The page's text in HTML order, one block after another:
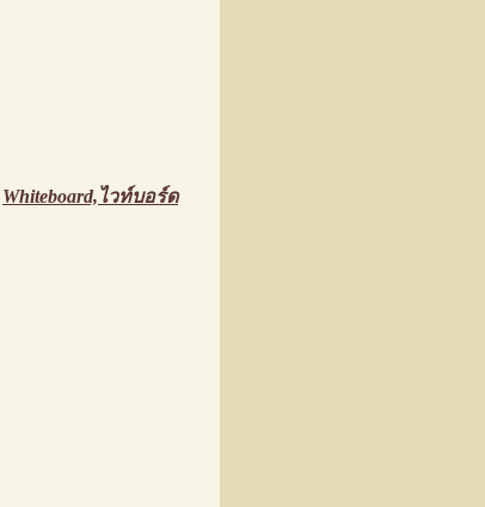
Whiteboard,ไวท์บอร์ด